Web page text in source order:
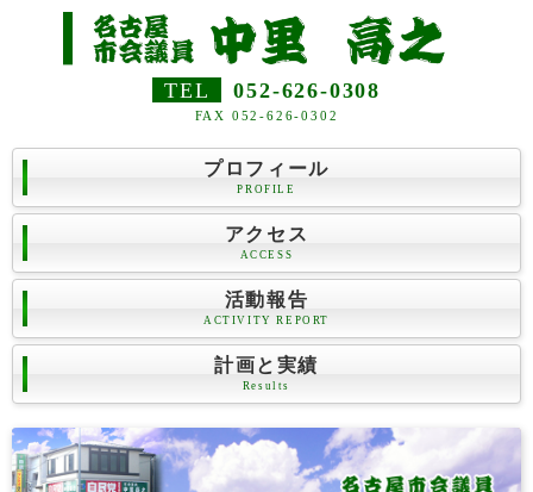
TEL 052-626-0308
FAX 052-626-0302
プロフィール
PROFILE
アクセス
ACCESS
活動報告
ACTIVITY REPORT
計画と実績
Results